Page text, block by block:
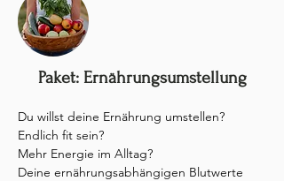
Paket: Ernährungsumstellung
Du willst deine Ernährung umstellen?
Endlich fit sein?
Mehr Energie im Alltag?
Deine ernährungsabhängigen Blutwerte